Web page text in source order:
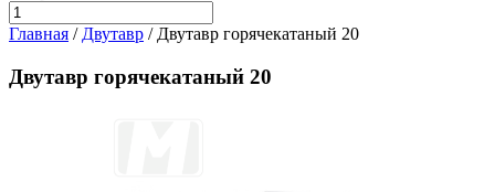
Главная / Двутавр / Двутавр горячекатаный 20
Двутавр горячекатаный 20